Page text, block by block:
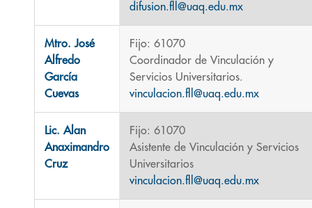
difusion.fll@uaq.edu.mx
Mtro. José
Alfredo
García
Cuevas
Fijo: 61070
Coordinador de Vinculación y
Servicios Universitarios.
vinculacion.fll@uaq.edu.mx
Lic. Alan
Anaximandro
Cruz
Fijo: 61070
Asistente de Vinculación y Servicios
Universitarios
vinculacion.fll@uaq.edu.mx